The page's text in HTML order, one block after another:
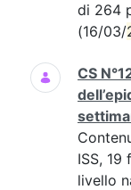
di 264
(16/03/
CS
ISS, 19
livello